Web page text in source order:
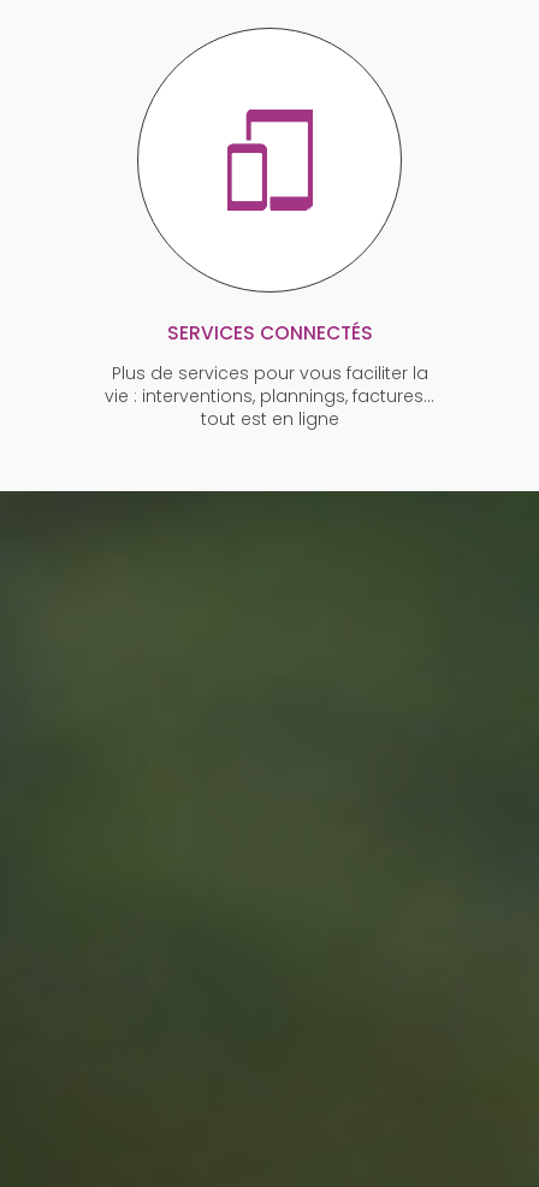
SERVICES CONNECTÉS
Plus de services pour vous faciliter la
vie : interventions, plannings, factures…
tout est en ligne